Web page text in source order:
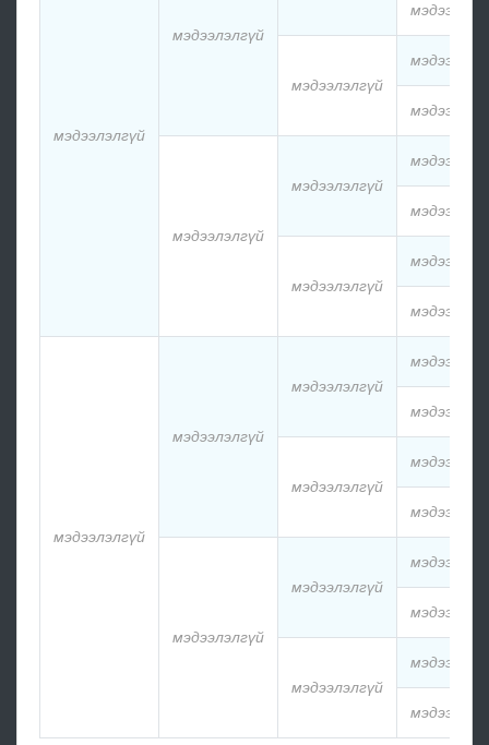
мэдээлэлгүй
мэдээлэлгүй
мэдээлэлгүй
мэдээлэлгүй
мэдээлэлгүй
мэдээлэлгүй
мэдээлэлгүй
мэдээлэлгүй
мэдээлэлгүй
мэдээлэлгүй
мэдээлэлгүй
мэдээлэлгүй
мэдээлэлгүй